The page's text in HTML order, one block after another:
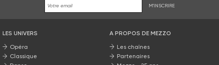
M'INSCRIRE
LES UNIVERS
Opéra
Classique
A PROPOS DE MEZZO
Les chaînes
Partenaires